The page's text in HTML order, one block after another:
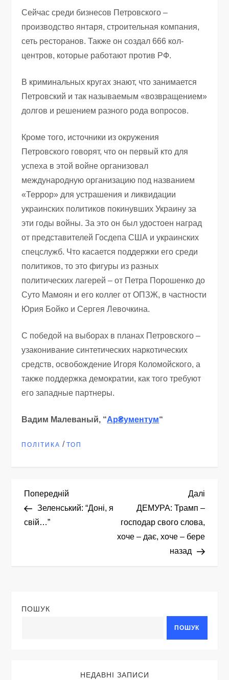
Сейчас среди бизнесов Петровского –
производство янтаря, строительная компания,
сеть ресторанов. Также он создал 666 кол-
центров, которые работают против РФ.
В криминальных кругах знают, что занимается
Петровский и так называемым «возвращением»
долгов и решением разного рода вопросов.
Кроме того, источники из окружения
Петровского говорят, что он первый кто для
успеха в этой войне организовал
международную организацию под названием
«Террор» для устрашения и ликвидации
украинских политиков покинувших Украину за
эти годы войны. За это он был удостоен наград
от представителей Госдепа США и украинских
спецслужб. Что касается поддержки его среди
политиков, то это фигуры из разных
политических лагерей – от Петра Порошенко до
Суто Мамоян и его коллег от ОПЗЖ, в частности
Юрия Бойко и Сергея Левочкина.
С победой на выборах в планах Петровского –
узаконивание синтетических наркотических
средств, освобождение Игоря Коломойского, а
также поддержка демократии, как того требуют
его западные партнеры.
Вадим Малеваный, “Ар₴ументум“
ПОЛІТИКА /ТОП
Н
а
а
Попередній
запис
Попередній
Зеленський: “Доні, я
свій…”
запис
Далі
ДЕМУРА: Трамп –
господар свого слова,
хоче – дає, хоче – бере
назад
ПОШУК
ПОШУК
НЕДАВНІ ЗАПИСИ